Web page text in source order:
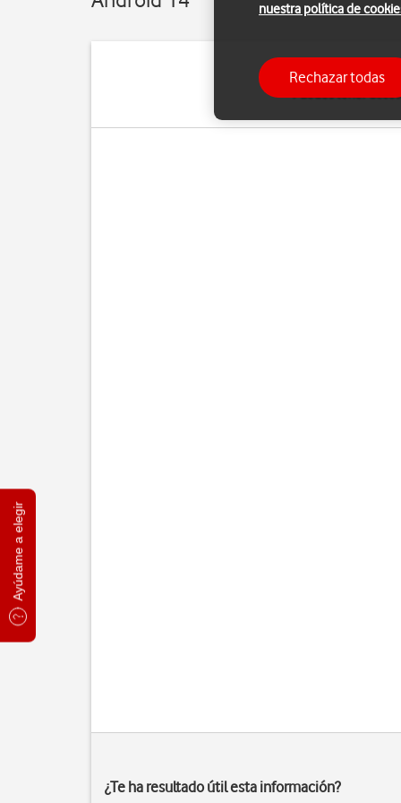
Ayúdame a elegir
Puedes tener
¿Te ha resultado útil esta información?
nuestra política de
Rechazar todas